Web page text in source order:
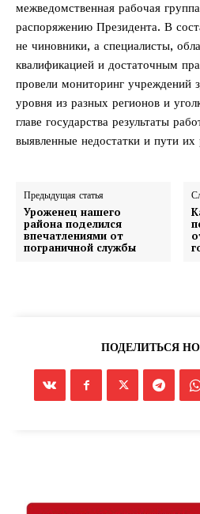
межведомственная рабочая
распоряжению Президента. В
не чиновники, а специалисты,
квалификацией и достаточным
провели мониторинг учреждений
уровня из разных регионов и
главе государства результаты
выявленные недостатки и пути
Предыдущая статья
Уроженец нашего
района поделился
впечатлениями от
пограничной службы
ПОДЕЛИТЬСЯ